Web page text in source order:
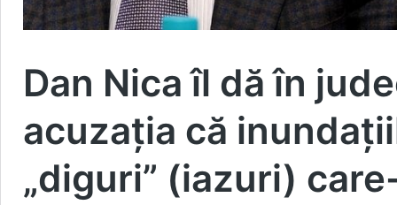
Dan Nica îl dă în
acuzația că
„diguri” (iazuri)